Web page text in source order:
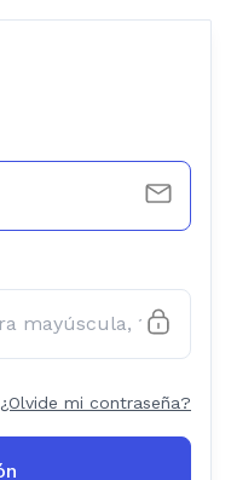
¿Olvide mi contraseña?